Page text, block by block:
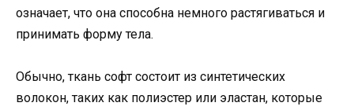
означает, что она способна немного растягиваться и
принимать форму тела.
Обычно, ткань софт состоит из синтетических
волокон, таких как полиэстер или эластан, которые